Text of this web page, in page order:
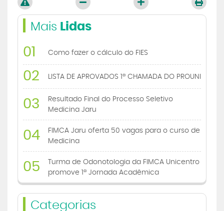
Mais Lidas
01 Como fazer o cálculo do FIES
02 LISTA DE APROVADOS 1ª CHAMADA DO PROUNI
03
Resultado Final do Processo Seletivo
Medicina Jaru
04
FIMCA Jaru oferta 50 vagas para o curso de
Medicina
05
Turma de Odonotologia da FIMCA Unicentro
promove 1ª Jornada Acadêmica
Categorias